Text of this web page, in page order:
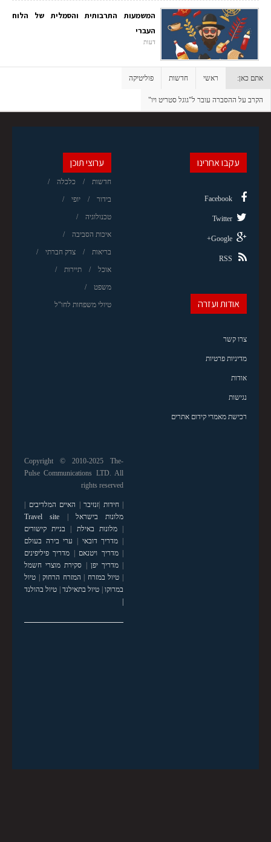
המשמעות התרבותית והסמלית של הלוח
העברי
דעות
אתם כאן: ראשי חדשות פוליטיקה
הקרב על ההסברה עובר ל"גוגל סטריט ויו"
ערוצי תוכן
חדשות כלכלה
בידור יופי
טכנולוגיה
איכות הסביבה
בריאות צדק חברתי
אוכל תיירות
משפט
טיולי משפחות לחו"ל
עקבו אחרינו
Facebook
Twitter
Google+
RSS
אודות ועזרה
צרו קשר
מדיניות פרטיות
אודות
נגישות
רכישת מאמרי קידום אתרים
Copyright © 2010-2025 The-
Pulse Communications LTD. All
rights reserved
|חידות זנזיבר האיים המלדיבים
מלונות בישראל
Travel site
|מלונות באילת
בניית קישורים
מדריך דובאי
ערי בירה בעולם
|מדריך ויטנאם
מדריך פיליפינים
|מדריך יפן
סקירת מוצרי חשמל
טיול במזרח המזרח הרחוק| טיול
במרוקו| טיול בתאילנד| טיול בהולנד